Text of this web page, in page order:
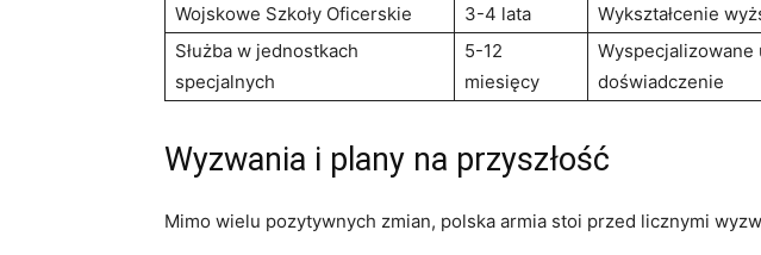
Wojskowe Szkoły Oficerskie
3-4 lata
Wykształcenie
Służba w jednostkach
specjalnych
5-12
miesięcy
Wyspecjalizowane
doświadczenie
Wyzwania i plany na przyszłość
Mimo wielu pozytywnych zmian, polska armia stoi przed licznymi